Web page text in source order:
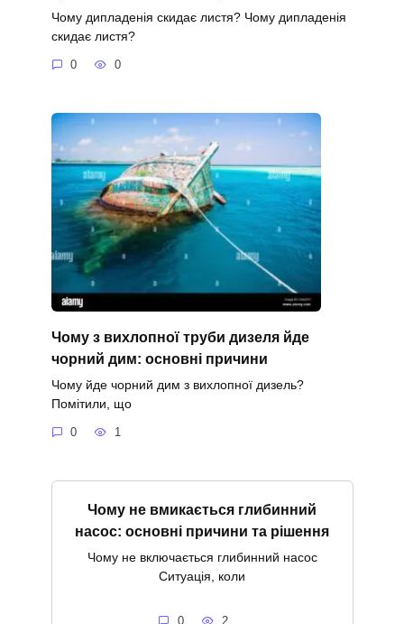
Чому дипладенія скидає листя? Чому дипладенія
скидає листя?
0 0
Чому з вихлопної труби дизеля йде
чорний дим: основні причини
Чому йде чорний дим з вихлопної дизель?
Помітили, що
0 1
Чому не вмикається глибинний
насос: основні причини та рішення
Чому не включається глибинний насос
Ситуація, коли
0 2